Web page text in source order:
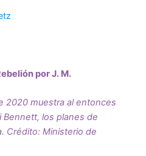
por J. M.
2020 muestra al entonces
Bennett, los planes de
Crédito: Ministerio de